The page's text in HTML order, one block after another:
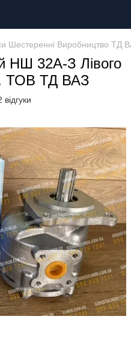
Шестеренні Виробництво ТД
НШ 32А-З Лівого
ТОВ ТД ВАЗ
відгуки